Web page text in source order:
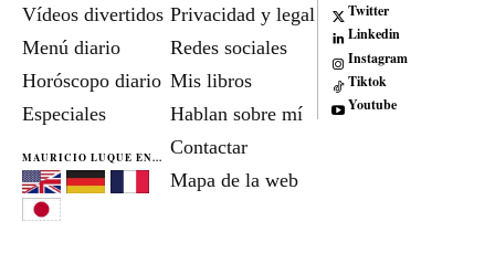
Vídeos divertidos
Menú diario
Horóscopo diario
Especiales
MAURICIO LUQUE EN...
Privacidad y legal
Redes sociales
Mis libros
Hablan sobre mí
Contactar
Mapa de la web
Twitter
Linkedin
Instagram
Tiktok
Youtube